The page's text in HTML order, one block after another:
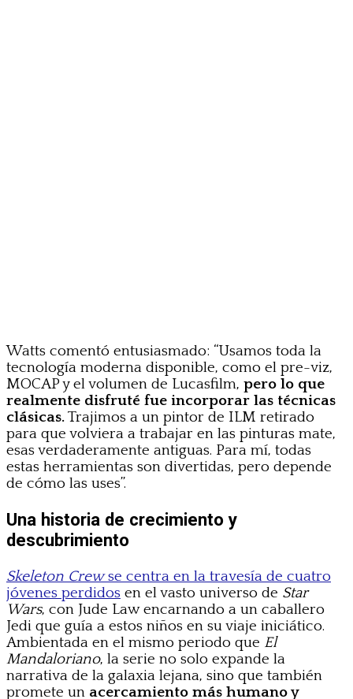
Watts comentó entusiasmado: “Usamos toda la
tecnología moderna disponible, como el pre-viz,
MOCAP y el volumen de Lucasfilm, pero lo que
realmente disfruté fue incorporar las técnicas
clásicas.Trajimos a un pintor de ILM retirado
para que volviera a trabajar en las pinturas mate,
esas verdaderamente antiguas. Para mí, todas
estas herramientas son divertidas, pero depende
de cómo las uses”.
Una historia de crecimiento y
descubrimiento
Skeleton Crewse centra en la travesía de cuatro
jóvenes perdidos en el vasto universo de Star
Wars, con Jude Law encarnando a un caballero
Jedi que guía a estos niños en su viaje iniciático.
Ambientada en el mismo periodo que El
Mandaloriano, la serie no solo expande la
narrativa de la galaxia lejana, sino que también
promete un acercamiento más humano y